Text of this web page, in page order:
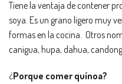
Tiene la ventaja de contener
soya. Es un grano ligero muy
formas en la cocina. Otros
canigua, hupa, dahua,
¿Porque comer quínoa?